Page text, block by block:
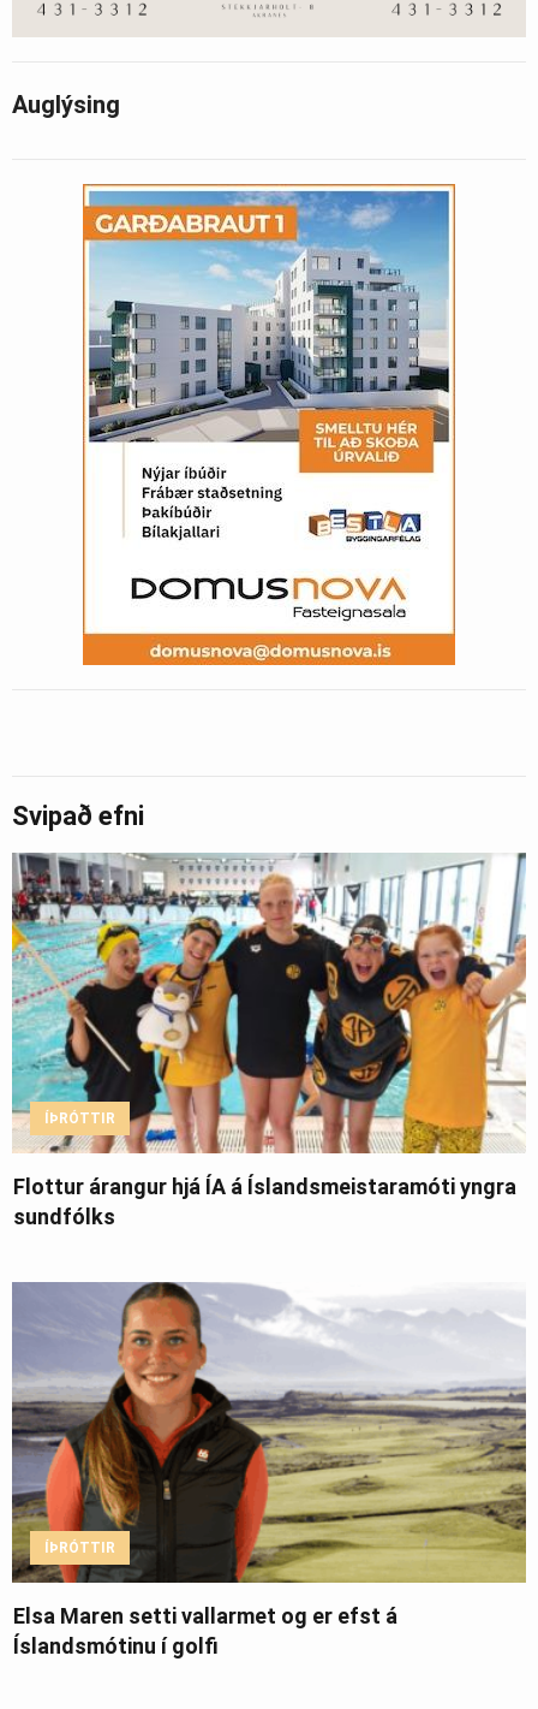
Auglýsing
Svipað efni
ÍÞRÓTTIR
Flottur árangur hjá ÍA á Íslandsmeistaramóti yngra
sundfólks
ÍÞRÓTTIR
Elsa Maren setti vallarmet og er efst á
Íslandsmótinu í golfi